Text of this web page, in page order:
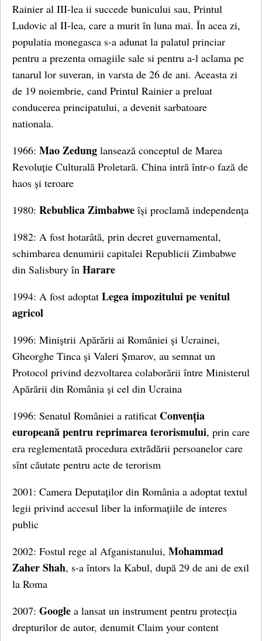
Rainier al III-lea ii succede bunicului sau, Printul
Ludovic al II-lea, care a murit în luna mai. În acea zi,
populatia monegasca s-a adunat la palatul princiar
pentru a prezenta omagiile sale si pentru a-l aclama pe
tanarul lor suveran, in varsta de 26 de ani. Aceasta zi
de 19 noiembrie, cand Printul Rainier a preluat
conducerea principatului, a devenit sarbatoare
nationala.
1966: Mao Zedung lansează conceptul de Marea
Revoluție Culturală Proletară. China intră într-o fază de
haos și teroare
1980: Rebublica Zimbabwe își proclamă independența
1982: A fost hotarâtă, prin decret guvernamental,
schimbarea denumirii capitalei Republicii Zimbabwe
din Salisbury în Harare
1994: A fost adoptat Legea impozitului pe venitul
agricol
1996: Miniștrii Apărării ai României și Ucrainei,
Gheorghe Tinca și Valeri Șmarov, au semnat un
Protocol privind dezvoltarea colaborării între Ministerul
Apărării din România și cel din Ucraina
1996: Senatul României a ratificat Convenția
europeană pentru reprimarea terorismului, prin care
era reglementată procedura extrădării persoanelor care
sînt căutate pentru acte de terorism
2001: Camera Deputaților din România a adoptat textul
legii privind accesul liber la informațiile de interes
public
2002: Fostul rege al Afganistanului, Mohammad
Zaher Shah, s-a întors la Kabul, după 29 de ani de exil
la Roma
2007: Google a lansat un instrument pentru protecția
drepturilor de autor, denumit Claim your content